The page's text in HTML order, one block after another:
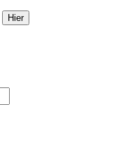
Hier